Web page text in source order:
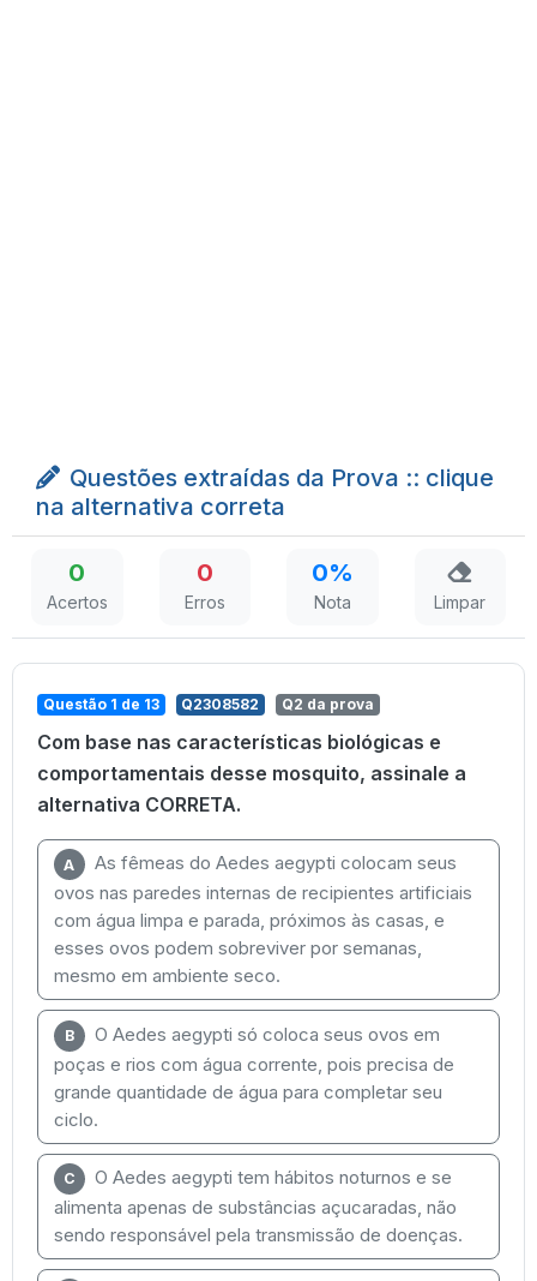
Questões extraídas da Prova :: clique
na alternativa correta
0
Acertos
0
Erros
0%
Nota Limpar
Questão 1 de 13 Q2308582 Q2 da prova
Com base nas características biológicas e
comportamentais desse mosquito, assinale a
alternativa CORRETA.
A
As fêmeas do Aedes aegypti colocam seus
ovos nas paredes internas de recipientes artificiais
com água limpa e parada, próximos às casas, e
esses ovos podem sobreviver por semanas,
mesmo em ambiente seco.
B
O Aedes aegypti só coloca seus ovos em
poças e rios com água corrente, pois precisa de
grande quantidade de água para completar seu
ciclo.
C
O Aedes aegypti tem hábitos noturnos e se
alimenta apenas de substâncias açucaradas, não
sendo responsável pela transmissão de doenças.